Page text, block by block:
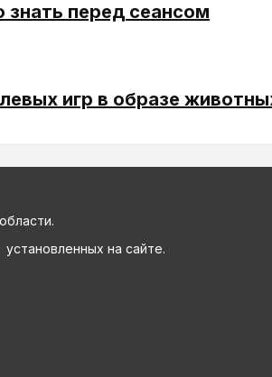
знать перед сеансом
игр в образе
на сайте.